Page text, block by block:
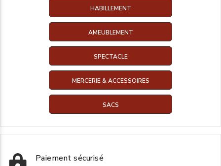
HABILLEMENT
AMEUBLEMENT
SPECTACLE
MERCERIE & ACCESSOIRES
SACS
Paiement sécurisé